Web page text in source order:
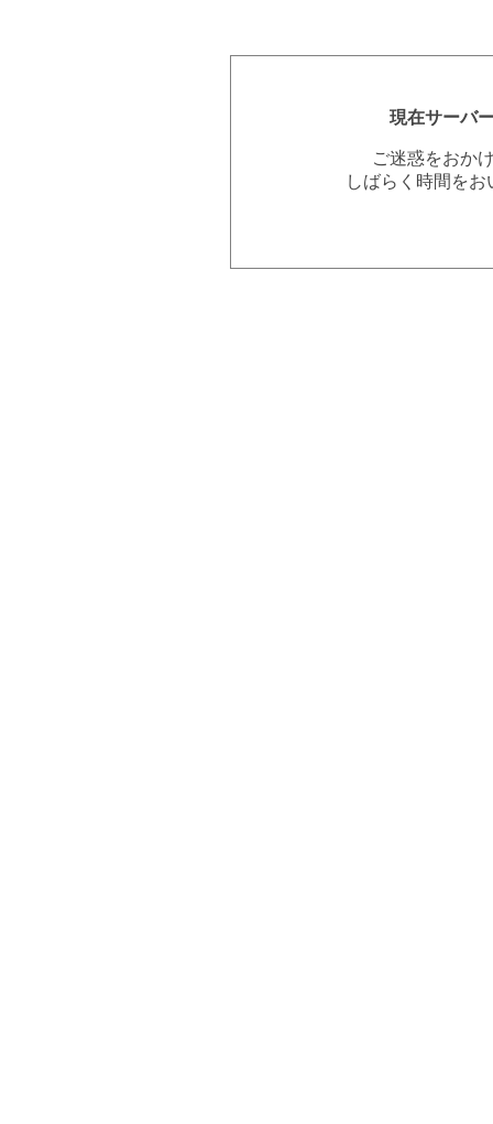
現在サーバ
ご迷惑をおか
しばらく時間を